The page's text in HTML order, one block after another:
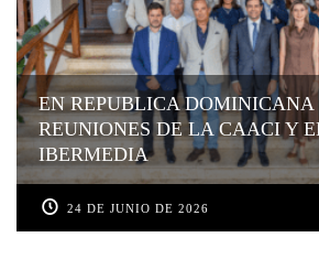
EN REPUBLICA
REUNIONES DE LA CAACI Y
IBERMEDIA
24 DE JUNIO DE 2026